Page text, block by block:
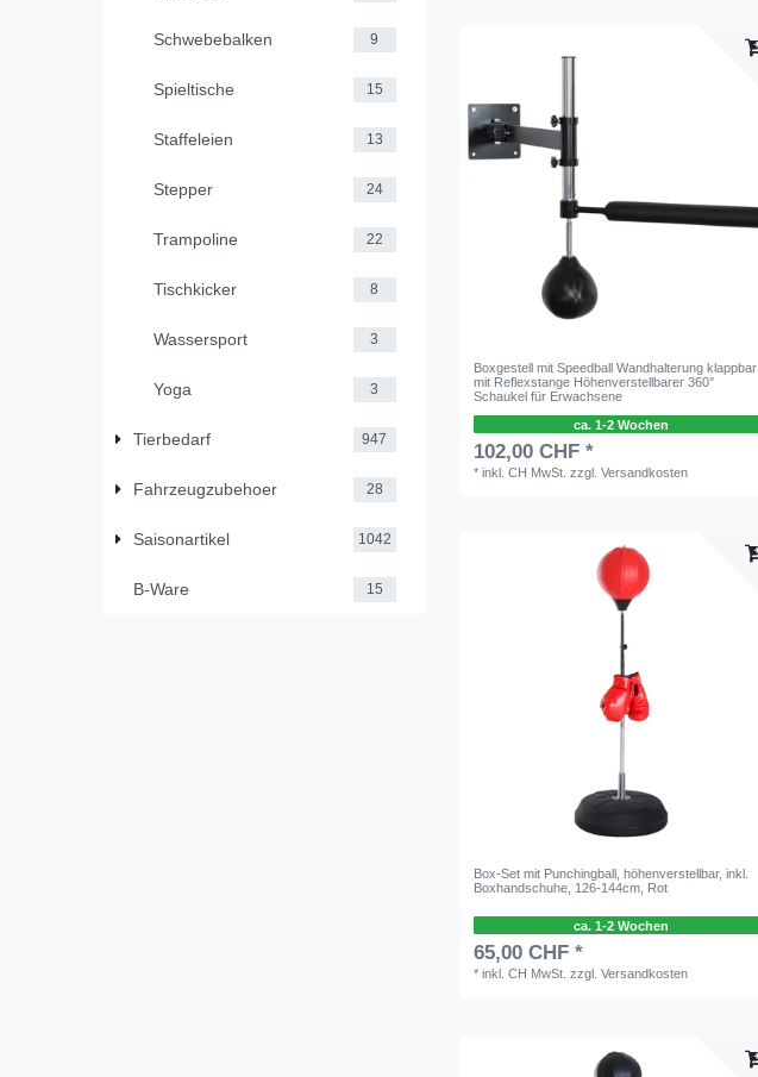
Schwebebalken 9
Spieltische 15
Staffeleien 13
Stepper 24
Trampoline 22
Tischkicker 8
Wassersport 3
Yoga 3
Tierbedarf 947
Fahrzeugzubehoer 28
Saisonartikel 1042
B-Ware 15
Boxgestell mit Speedball Wandhalterung klappbar
mit Reflexstange Höhenverstellbarer 360°
Schaukel für Erwachsene
ca. 1-2 Wochen
102,00 CHF *
*inkl. CH MwSt. zzgl.Versandkosten
Box-Set mit Punchingball, höhenverstellbar, inkl.
Boxhandschuhe, 126-144cm, Rot
ca. 1-2 Wochen
65,00 CHF *
*inkl. CH MwSt. zzgl.Versandkosten